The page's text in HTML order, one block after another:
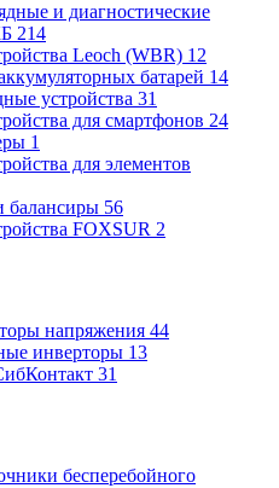
и диагностические
214
Leoch (WBR) 12
батарей 14
устройства 31
для смартфонов 24
1
для элементов
балансиры 56
FOXSUR 2
напряжения 44
инверторы 13
31
бесперебойного